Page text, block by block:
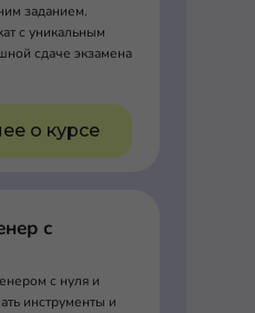
заданием.
с уникальным
сдаче экзамена
о курсе
с
с нуля и
инструменты и